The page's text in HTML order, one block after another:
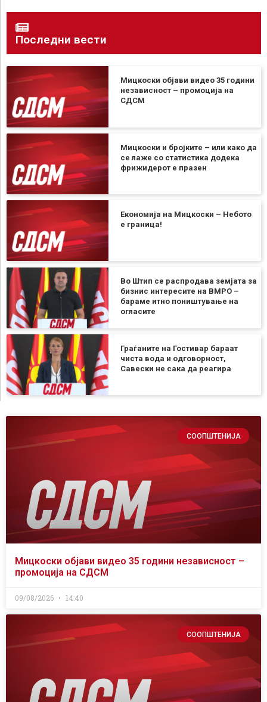
Последни вести
Мицкоски објави видео 35 години
независност – промоција на
СДСМ
Мицкоски и бројките – или како да
се лаже со статистика додека
фрижидерот е празен
Економија на Мицкоски – Небото
е граница!
Во Штип се распродава земјата за
бизнис интересите на ВМРО –
бараме итно поништување на
огласите
Граѓаните на Гостивар бараат
чиста вода и одговорност,
Савески не сака да реагира
СООПШТЕНИЈА
Мицкоски објави видео 35 години независност –
промоција на СДСМ
09/08/2026 14:40
СООПШТЕНИЈА